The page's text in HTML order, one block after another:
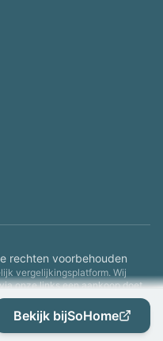
Bekijk bijSoHome
rechten voorbehouden
vergelijkingsplatform. Wij
onze links een aankoop doet.